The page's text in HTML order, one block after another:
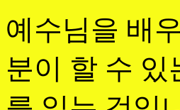
예수님을 배
분이 할 수